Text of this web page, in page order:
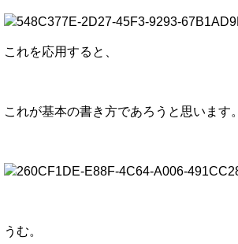
これを応用すると、
これが基本の書き方であろうと思います。
うむ。